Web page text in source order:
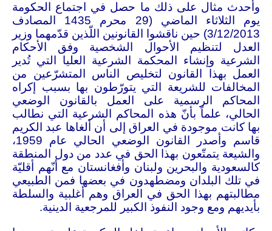
وأحدث مثال على ذلك ما حصل في اجتماع الحكومة
يوم الثلاثاء الماضي (29 محرم 1435 المصادف
3/12/2013) حين ناقشوا القانونين اللّذين قدّمهما وزير
العدل لتنظيم الأحوال الشخصية وفق الأحكام
الشرعية وإنشاء المحكمة الشرعية العليا التي تُدير
العمل بهذا القانون لتخليص الناس المتشرّعين من
المخالفات للشريعة التي يتورّطون بها بسبب إكراه
المحاكم الرسمية على العمل بالقانون الوضعي
الحالي، علماً بأنّ هذه المحاكم الشرعية التي نطالب
بها كانت موجودة في العراق إلى أن ألغاها عبد الكريم
قاسم وأصدر القانون الوضعي الحالي عام 1959،
والشيعة يتمتّعون بهذا الحق في عدد من دول المنطقة
كالسعودية والبحرين ولبنان وأفغانستان مع أنّهم أقليّة
في تلك البلدان ومضطهدون في بعضها فمن الطبيعي
مطالبتهم بهذا الحق في العراق وهم أغلبية والسلطة
بأيديهم ومع وجود النفوذ الكبير للمرجعية الدينية.